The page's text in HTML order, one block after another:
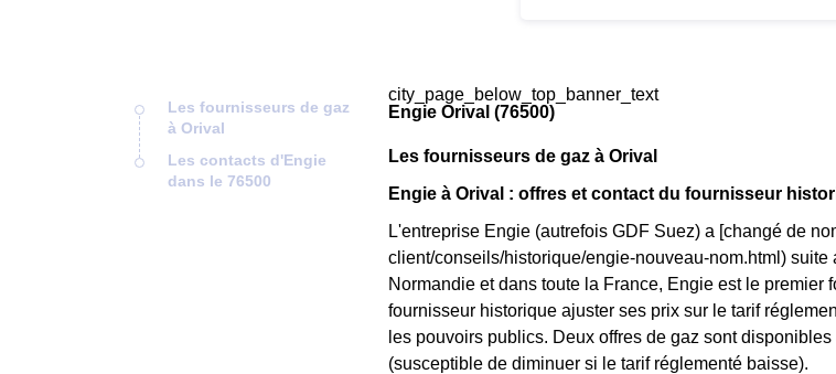
Les fournisseurs de gaz
à Orival
Les contacts d'Engie
dans le 76500
city_page_below_top_banner_text
Engie Orival (76500)
Les fournisseurs de gaz à Orival
Engie à Orival : offres et contact du fournisseur
L'entreprise Engie (autrefois GDF Suez) a [changé de
client/conseils/historique/engie-nouveau-nom.html)
Normandie et dans toute la France, Engie est le
fournisseur historique ajuster ses prix sur le tarif
les pouvoirs publics. Deux offres de gaz sont
(susceptible de diminuer si le tarif réglementé baisse).